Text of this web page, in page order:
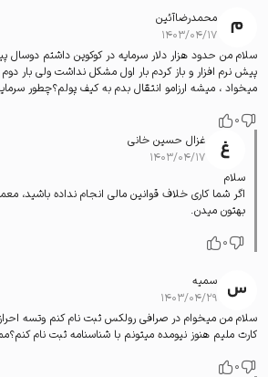
محمدرضاآئین
۱۴۰۳/۰۴/۱۷
سلام من حدود هزار دلار سرمایه در کوکوین داشتم دوسال
پیش نرم افزار و باز کردم بار اول مشکل نداشت ولی بار دوم
میخواد ، میشه ارزامو انتقال بدم به کیف پولم؟چطور
0
غزال حسین خانی
۱۴۰۳/۰۴/۱۷
سلام
اگر شما کاری خلاف قوانین مالی انجام نداده باشید،
بهتون میدن.
0
سمیه
۱۴۰۳/۰۴/۲۹
سلام من میخوام در صرافی رولکس ثبت نام کنم وتسه
کارت ملیم هنوز نیومده میتونم با شناسنامه ثبت نام
0